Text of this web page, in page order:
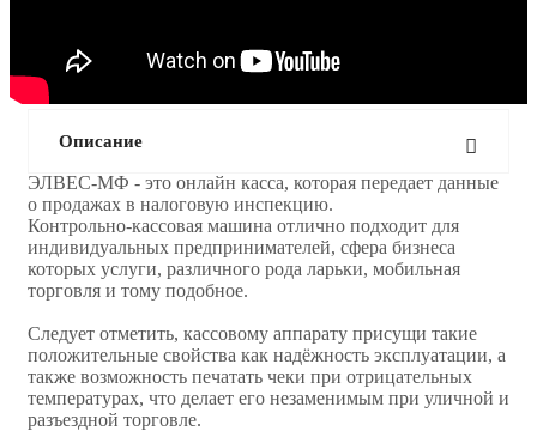
Описание
ЭЛВЕС-МФ - это онлайн касса, которая передает данные
о продажах в налоговую инспекцию.
Контрольно-кассовая машина отлично подходит для
индивидуальных предпринимателей, сфера бизнеса
которых услуги, различного рода ларьки, мобильная
торговля и тому подобное.
Следует отметить, кассовому аппарату присущи такие
положительные свойства как надёжность эксплуатации, а
также возможность печатать чеки при отрицательных
температурах, что делает его незаменимым при уличной и
разъездной торговле.